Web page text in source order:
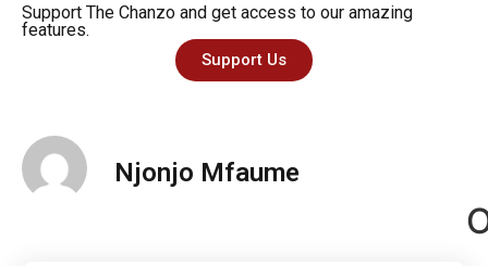
Support The Chanzo and get access to our amazing
features.
Support Us
Njonjo Mfaume